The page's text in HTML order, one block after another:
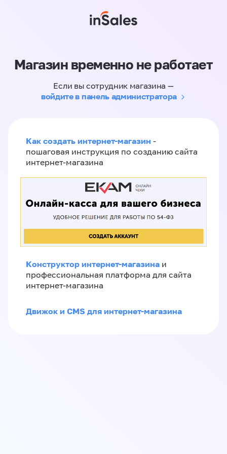
Магазин временно не работает
Если вы сотрудник магазина —
войдите в панель администратора
Как создать интернет-магазин -
пошаговая инструкция по созданию сайта
интернет-магазина
Конструктор интернет-магазина и
профессиональная платформа для сайта
интернет-магазина
Движок и CMS для интернет-магазина